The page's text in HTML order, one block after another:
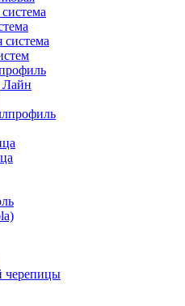
система
Лайн
черепицы